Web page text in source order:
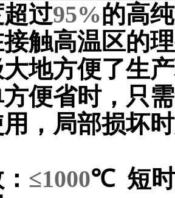
过95%的高
触高温区的
地方便了生
便省时，只
，局部损坏
≤1000℃ 短